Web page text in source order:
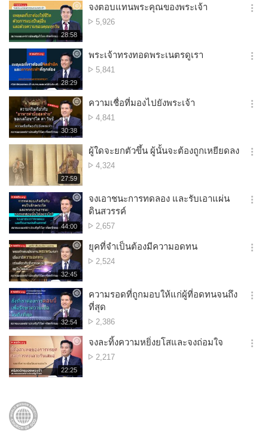
시
간
ดู
기
재
생
시
간
28:58
จงตอบแทนพระคุณของพระเจ้า
จำนวน
5,926
옵
기
재
생
시
간
28:29
พระเจ้าทรงทอดพระเนตรดูเรา
จำนวน
5,841
옵
기
재
생
시
간
30:38
ความเชื่อที่มองไปยังพระเจ้า
จำนวน
4,841
옵
기
재
생
시
간
27:59
ผู้ใดจะยกตัวขึ้น ผู้นั้นจะต้องถูกเหยียดลง
จำนวน
4,324
옵
기
재
생
시
간
44:00
จงเอาชนะการทดลอง และรับเอาแผ่น
ดินสวรรค์
จำนวน
ดู
2,657
옵
기
재
생
시
간
32:45
ยุคที่จำเป็นต้องมีความอดทน
จำนวน
2,524
옵
기
재
생
시
간
32:54
ความรอดที่ถูกมอบให้แก่ผู้ที่อดทนจนถึง
ที่สุด
จำนวน
ดู
2,386
옵
기
재
생
22:25
จงละทิ้งความหยิ่งยโสและจงถ่อมใจ
จำนวน
2,217
옵